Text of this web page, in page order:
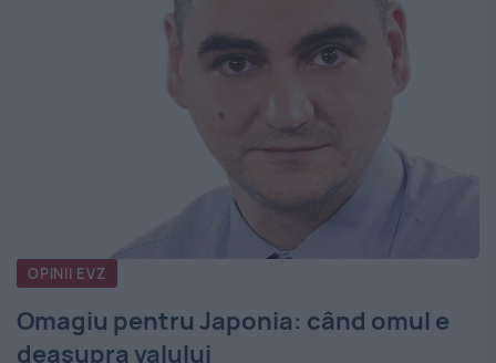
OPINII EVZ
Omagiu pentru Japonia: când omul e
deasupra valului